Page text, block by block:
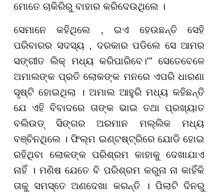
ମୋତେ ଚାକିରିରୁ ବାହାର କରିଦେଉଥିଲେ ।
ସେମାନେ କହିଥିଲେ , ଇଏ ହେଉଛନ୍ତି ସେହି
ପରିବାରର ସଦସ୍ୟ , ଦରକାର ପଡିଲେ ସେ ଆମର
ସଙ୍ଗୀତ ଲିକ୍ ମଧ୍ୟ କରିପାରିବେ।'" ସେତେବେଳେ
ଅମାଲଙ୍କ ପ୍ରତି ଲୋକଙ୍କ ମନରେ ଏପରି ଧାରଣା
ସୃଷ୍ଟି ହୋଇଥିଲା । ଅମାଲ ଆହୁରି ମଧ୍ୟ କହିଛନ୍ତି
ଯେ ଏହି ବିବାଦରେ ତାଙ୍କ ଭାଇ ତଥା ପ୍ରଖ୍ୟାତ
ବଲିଉଡ୍ ସିଙ୍ଗର ଅରମାନ ମଲ୍ଲିକ ମଧ୍ୟ
ବଞ୍ଚିନଥିଲେ । ଫିଲ୍ମ ଇଣ୍ଟଷ୍ଟ୍ରିରେ ଯୋଡି ହୋଇ
ରହିଥିବା ଲୋକଙ୍କ ପରିଶ୍ରମ କାହାକୁ ଦେଖାଯାଏ
ନାହିଁ । ମଣିଷ ଯେତେ ବି ପରିଶ୍ରମ କରୁନା ନା କାହିଁକି
ତାକୁ ସମସ୍ତେ ଅଣଦେଖା କରନ୍ତି । ପିଲାଟି ଦିନରୁ